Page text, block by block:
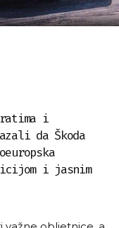
i
da Škoda
i jasnim